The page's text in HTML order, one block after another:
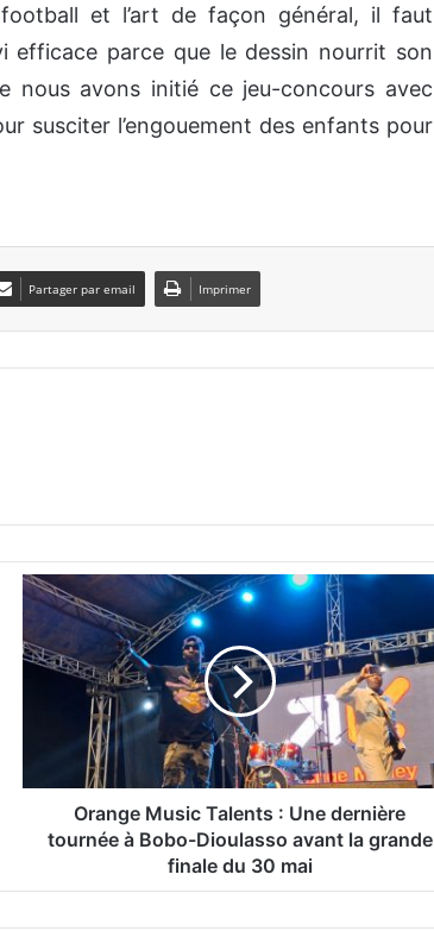
et l’art de façon général, il faut
parce que le dessin nourrit son
nous avons initié ce jeu-concours avec
susciter l’engouement des enfants pour
Partager par email Imprimer
O
n
s
Orange Music Talents : Une dernière
tournée à Bobo-Dioulasso avant la grande
finale du 30 mai